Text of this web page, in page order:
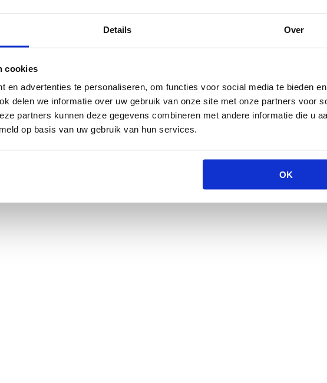
Details Over
cookies
en advertenties te personaliseren, om functies voor social media te bieden
delen we informatie over uw gebruik van onze site met onze partners voor
partners kunnen deze gegevens combineren met andere informatie die u
op basis van uw gebruik van hun services.
OK